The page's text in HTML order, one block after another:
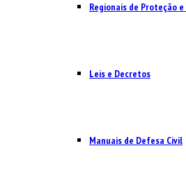
Regionais de Proteção
Leis e Decretos
Manuais de Defesa Civil